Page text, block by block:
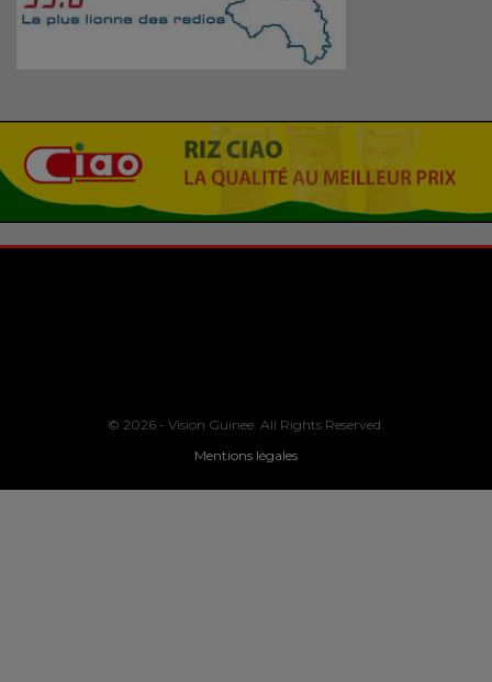
© 2026 - Vision Guinee. All Rights Reserved.
Mentions légales